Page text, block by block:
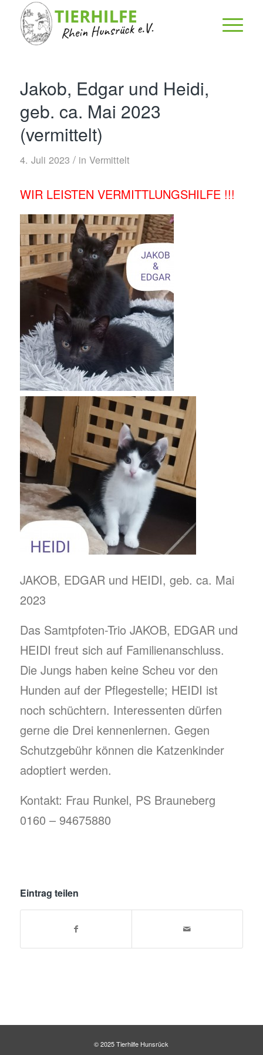
Jakob, Edgar und Heidi,
geb. ca. Mai 2023
(vermittelt)
4. Juli 2023 / in Vermittelt
WIR LEISTEN VERMITTLUNGSHILFE !!!
JAKOB, EDGAR und HEIDI, geb. ca. Mai
2023
Das Samtpfoten-Trio JAKOB, EDGAR und
HEIDI freut sich auf Familienanschluss.
Die Jungs haben keine Scheu vor den
Hunden auf der Pflegestelle; HEIDI ist
noch schüchtern. Interessenten dürfen
gerne die Drei kennenlernen. Gegen
Schutzgebühr können die Katzenkinder
adoptiert werden.
Kontakt: Frau Runkel, PS Brauneberg
0160 – 94675880
Eintrag teilen
© 2025 Tierhilfe Hunsrück